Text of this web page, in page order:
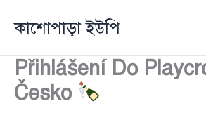
কাশোপাড়া ইউপি
Přihlášení Do
Česko